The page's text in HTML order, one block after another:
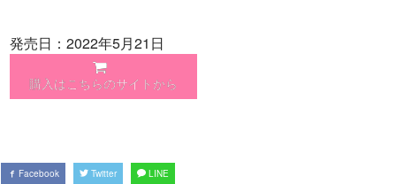
発売日：2022年5月21日
購入はこちらのサイトから
Facebook Twitter LINE